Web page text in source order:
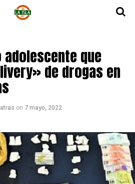
que
de drogas en
on 7 mayo, 2022